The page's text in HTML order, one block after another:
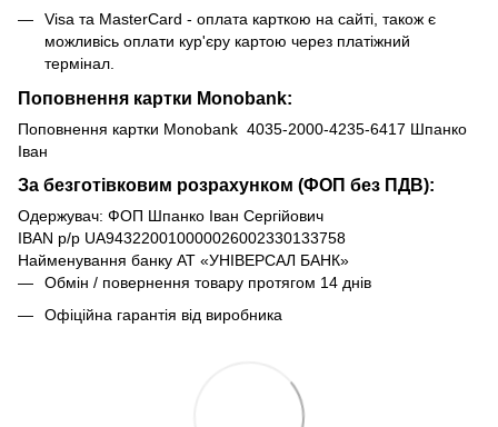
Visa та MasterCard - оплата карткою на сайті, також є
можливісь оплати кур'єру картою через платіжний
термінал.
Поповнення картки Monobank:
Поповнення картки Monobank 4035-2000-4235-6417 Шпанко
Іван
За безготівковим розрахунком (ФОП без ПДВ):
Одержувач: ФОП Шпанко Іван Сергійович
IBAN р/р UA943220010000026002330133758
Найменування банку АТ «УНІВЕРСАЛ БАНК»
Обмін / повернення товару протягом 14 днів
Офіційна гарантія від виробника